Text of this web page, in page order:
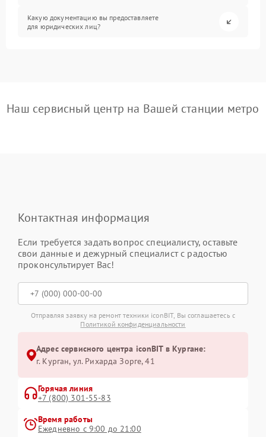
Какую документацию вы предоставляете
для юридических лиц?
Наш сервисный центр на Вашей станции метро
Контактная информация
Если требуется задать вопрос специалисту, оставьте
свои данные и дежурный специалист с радостью
проконсультирует Вас!
Отправляя заявку на ремонт техники iconBIT, Вы соглашаетесь с
Политикой конфиденциальности
Адрес сервисного центра iconBIT в Кургане:
г. Курган, ул. Рихарда Зорге, 41
Горячая линия
+7 (800) 301-55-83
Время работы
Ежедневно с 9:00 до 21:00